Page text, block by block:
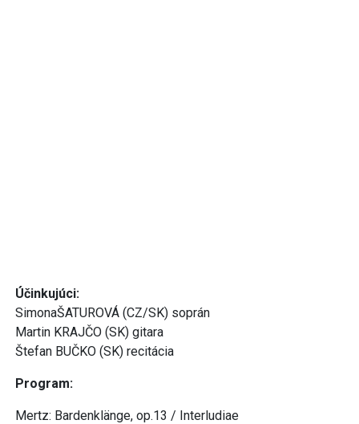
Účinkujúci:
SimonaŠATUROVÁ (CZ/SK) soprán
Martin KRAJČO (SK) gitara
Štefan BUČKO (SK) recitácia
Program:
Mertz: Bardenklänge, op.13 / Interludiae